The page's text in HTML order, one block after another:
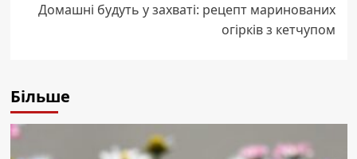
Домашні будуть у захваті: рецепт маринованих
огірків з кетчупом
Більше